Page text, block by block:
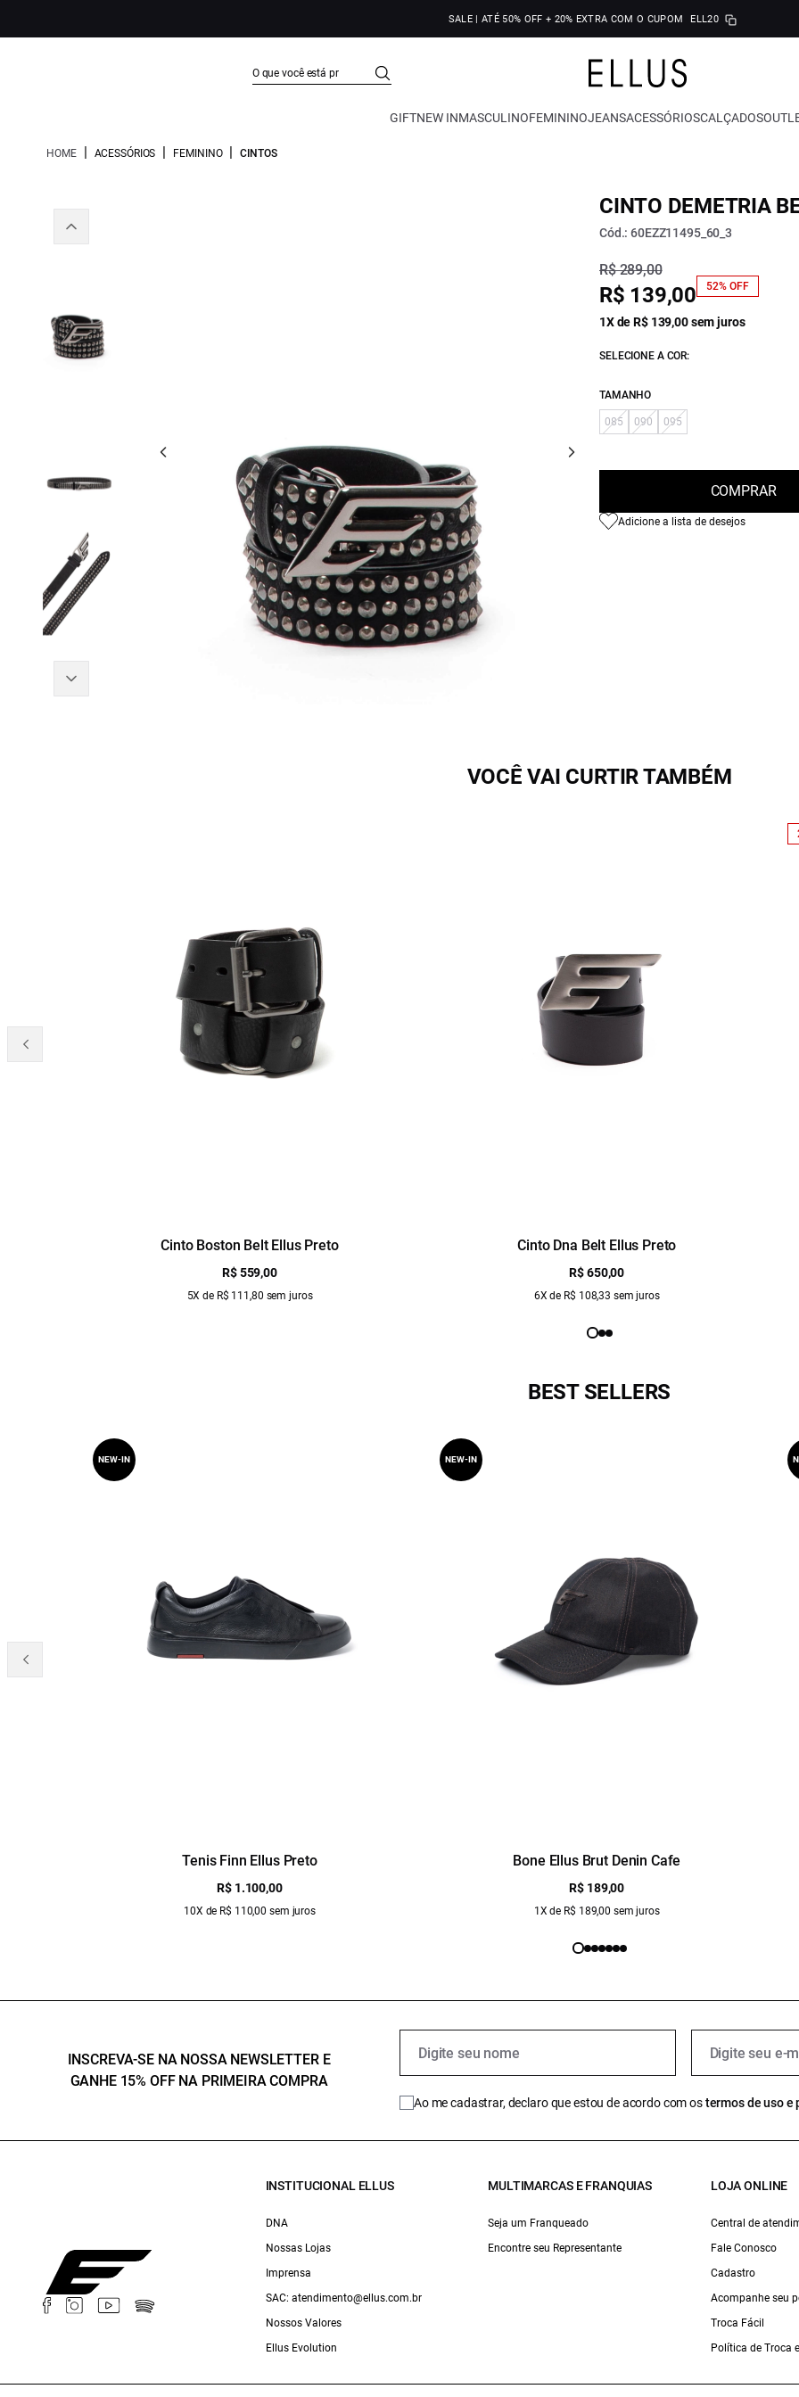
SALE | ATÉ 50% OFF + 20% EXTRA COM O CUPOM ELL20
GIFTNEW INMASCULINOFEMININOJEANSACESSÓRIOSCALÇADOS
HOME | ACESSÓRIOS | FEMININO | CINTOS
CINTO DEMETRIA
Cód.: 60EZZ11495_60_3
R$ 289,00
R$ 139,00 52% OFF
1X de R$ 139,00 sem juros
SELECIONE A COR:
TAMANHO
085 090 095
COMPRAR
Adicione a lista de desejos
VOCÊ VAI CURTIR TAMBÉM
Cinto Boston Belt Ellus Preto
R$ 559,00
5X de R$ 111,80 sem juros
Cinto Dna Belt Ellus Preto
R$ 650,00
6X de R$ 108,33 sem juros
BEST SELLERS
Tenis Finn Ellus Preto
R$ 1.100,00
10X de R$ 110,00 sem juros
NEW-IN
Bone Ellus Brut Denin Cafe
R$ 189,00
1X de R$ 189,00 sem juros
NEW-IN
INSCREVA-SE NA NOSSA NEWSLETTER E
GANHE 15% OFF NA PRIMEIRA COMPRA
Ao me cadastrar, declaro que estou de acordo com ostermos de uso e
INSTITUCIONAL ELLUS
DNA
Nossas Lojas
Imprensa
SAC: atendimento@ellus.com.br
Nossos Valores
Ellus Evolution
MULTIMARCAS E FRANQUIAS
Seja um Franqueado
Encontre seu Representante
LOJA ONLINE
Central de
Fale Conosco
Cadastro
Acompanhe seu
Troca Fácil
Política de Troca